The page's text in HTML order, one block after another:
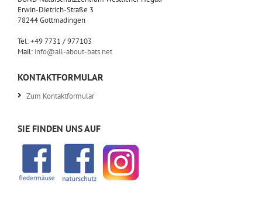
Erwin-Dietrich-Straße 3
78244 Gottmadingen
Tel: +49 7731 / 977103
Mail: info@all-about-bats.net
KONTAKTFORMULAR
Zum Kontaktformular
SIE FINDEN UNS AUF